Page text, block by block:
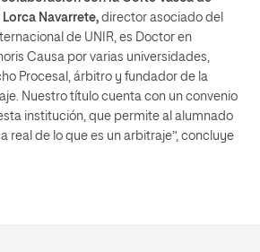
Lorca Navarrete, director asociado del
de UNIR, es Doctor en
Causa por varias universidades,
Procesal, árbitro y fundador de la
Nuestro título cuenta con un convenio
institución, que permite al alumnado
real de lo que es un arbitraje”, concluye